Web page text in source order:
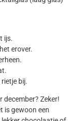
ijs.
erover.
bij.
december? Zeker!
is gewoon een